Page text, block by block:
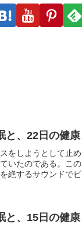
と、22日の健康
をしようとして止
いたのである。こ
絶するサウンドでビ
と、15日の健康